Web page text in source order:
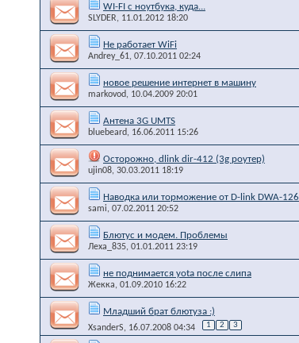
WI-FI с ноутбука, куда...
SLYDER, 11.01.2012 18:20
Не работает WiFi
Andrey_61, 07.10.2011 02:24
новое решение интернет в машину
markovod, 10.04.2009 20:01
Антена 3G UMTS
bluebeard, 16.06.2011 15:26
Осторожно, dlink dir-412 (3g роутер)
ujin08, 30.03.2011 18:19
Наводка или торможение от D-link DWA-126
sami, 07.02.2011 20:52
Блютус и модем. Проблемы
Леха_835, 01.01.2011 23:19
не поднимается yota после слипа
Жекка, 01.09.2010 16:22
Младший брат блютуза :)
XsanderS, 16.07.2008 04:34 1 2 3